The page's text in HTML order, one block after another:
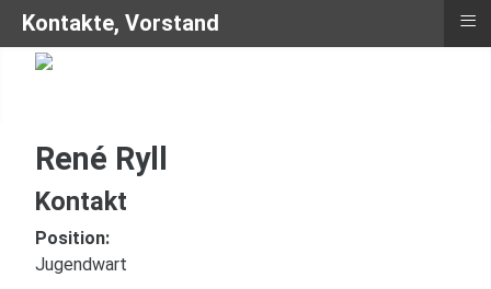
René Ryll
Kontakt
Position:
Jugendwart
Kontakte, Vorstand ≡